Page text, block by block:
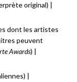
original) |
dont les artistes
peuvent
Awards) |
|